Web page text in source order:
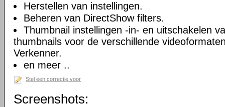
Herstellen van instellingen.
Beheren van DirectShow filters.
Thumbnail instellingen -in- en uitschakelen
thumbnails voor de verschillende
Verkenner.
en meer ..
Stel een correctie voor
Screenshots: